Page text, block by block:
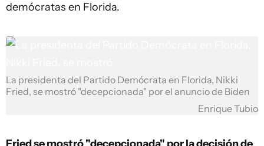
demócratas en Florida.
La presidenta del Partido Demócrata en Florida, Nikki
Fried, se mostró "decepcionada" por el anuncio de Biden
Enrique Tubio